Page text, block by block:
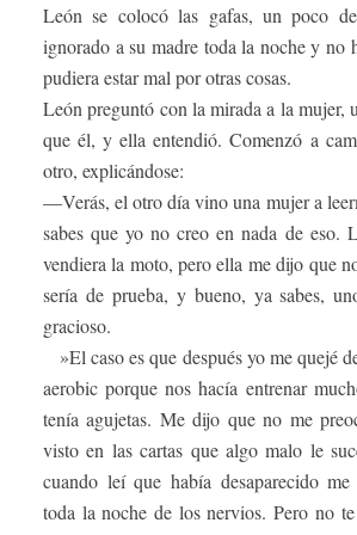
León se colocó las gafas, un poco
ignorado a su madre toda la noche y no
pudiera estar mal por otras cosas.
León preguntó con la mirada a la mujer,
que él, y ella entendió. Comenzó a
otro, explicándose:
—Verás, el otro día vino una mujer a
sabes que yo no creo en nada de eso.
vendiera la moto, pero ella me dijo que
sería de prueba, y bueno, ya sabes,
gracioso.
»El caso es que después yo me quejé
aerobic porque nos hacía entrenar
tenía agujetas. Me dijo que no me
visto en las cartas que algo malo le
cuando leí que había desaparecido
toda la noche de los nervios. Pero no te